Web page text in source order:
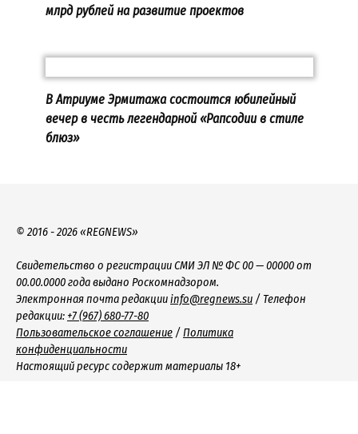
млрд рублей на развитие проектов
В Атриуме Эрмитажа состоится юбилейный
вечер в честь легендарной «Рапсодии в стиле
блюз»
© 2016 - 2026 «REGNEWS»
Свидетельство о регистрации СМИ ЭЛ № ФС 00 — 00000 от
00.00.0000 года выдано Роскомнадзором.
Электронная почта редакцииinfo@regnews.su/ Телефон
редакции: +7 (967) 680-77-80
Пользовательское соглашение/ Политика
конфиденциальности
Настоящий ресурс содержит материалы 18+